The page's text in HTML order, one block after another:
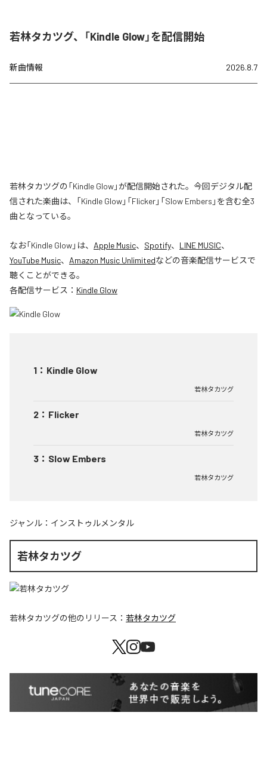
若林タカツグ、「Kindle Glow」を配信開始
新曲情報 2026.8.7
若林タカツグの「Kindle Glow」が配信開始された。今回デジタル配
信された楽曲は、「Kindle Glow」「Flicker」「Slow Embers」を含む全3
曲となっている。
なお「Kindle Glow」は、 Apple Music、 Spotify、 LINE MUSIC、
YouTube Music、 Amazon Music Unlimitedなどの音楽配信サービスで
聴くことができる。
各配信サービス： Kindle Glow
1 ： Kindle Glow
若林タカツグ
2 ： Flicker
若林タカツグ
3 ： Slow Embers
若林タカツグ
ジャンル： インストゥルメンタル
若林タカツグ
若林タカツグの他のリリース： 若林タカツグ